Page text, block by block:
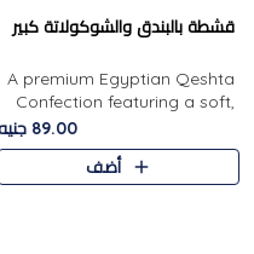
قشطة بالبندق والشوكولاتة كبير
A premium Egyptian Qeshta
Confection featuring a soft,
creamy texture paired with a
rich layer of premium
chocolate and the distinctive
89.00 جنيه
أضف